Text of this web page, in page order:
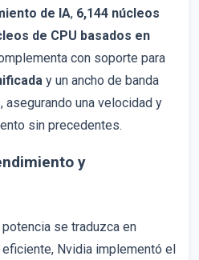
de IA, 6,144 núcleos
de CPU basados en
con soporte para
y un ancho de banda
una velocidad y
sin precedentes.
y
se traduzca en
Nvidia implementó el